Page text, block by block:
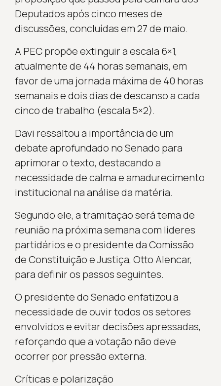
Deputados após cinco meses de
discussões, concluídas em 27 de maio.
A PEC propõe extinguir a escala 6×1,
atualmente de 44 horas semanais, em
favor de uma jornada máxima de 40 horas
semanais e dois dias de descanso a cada
cinco de trabalho (escala 5×2).
Davi ressaltou a importância de um
debate aprofundado no Senado para
aprimorar o texto, destacando a
necessidade de calma e amadurecimento
institucional na análise da matéria.
Segundo ele, a tramitação será tema de
reunião na próxima semana com líderes
partidários e o presidente da Comissão
de Constituição e Justiça, Otto Alencar,
para definir os passos seguintes.
O presidente do Senado enfatizou a
necessidade de ouvir todos os setores
envolvidos e evitar decisões apressadas,
reforçando que a votação não deve
ocorrer por pressão externa.
Críticas e polarização